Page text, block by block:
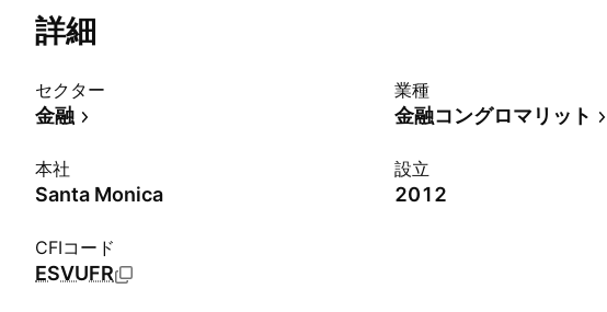
詳細
セクター
金融
業種
金融コングロマリット
本社
Santa Monica
設立
2012
CFIコード
ESVUFR